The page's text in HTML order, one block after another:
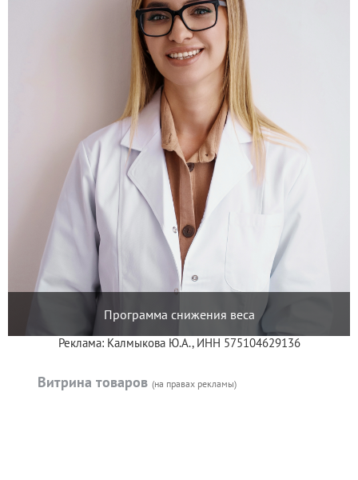
Программа снижения веса
Реклама: Калмыкова Ю.А., ИНН 575104629136
Витрина товаров (на правах рекламы)